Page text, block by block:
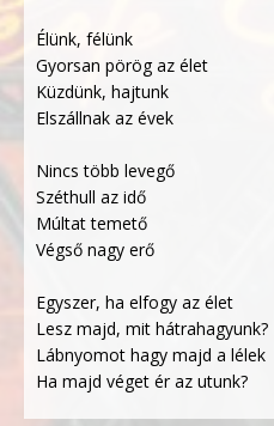
Élünk, félünk
Gyorsan pörög az élet
Küzdünk, hajtunk
Elszállnak az évek
Nincs több levegő
Széthull az idő
Múltat temető
Végső nagy erő
Egyszer, ha elfogy az élet
Lesz majd, mit hátrahagyunk?
Lábnyomot hagy majd a lélek
Ha majd véget ér az utunk?